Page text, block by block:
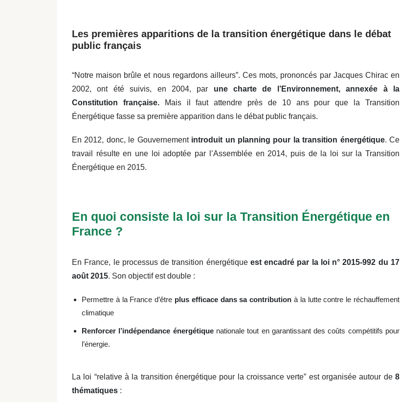
Les premières apparitions de la transition énergétique dans le débat
public français
“Notre maison brûle et nous regardons ailleurs”. Ces mots, prononcés par Jacques Chirac en
2002, ont été suivis, en 2004, par une charte de l’Environnement, annexée à la
Constitution française.Mais il faut attendre près de 10 ans pour que la Transition
Énergétique fasse sa première apparition dans le débat public français.
En 2012, donc, le Gouvernement introduit un planning pour la transition énergétique. Ce
travail résulte en une loi adoptée par l’Assemblée en 2014, puis de la loi sur la Transition
Énergétique en 2015.
En quoi consiste la loi sur la Transition Énergétique en
France ?
En France, le processus de transition énergétique est encadré par la loi n° 2015-992 du 17
août 2015. Son objectif est double :
Permettre à la France d’être plus efficace dans sa contribution à la lutte contre le réchauffement
climatique
Renforcer l’indépendance énergétiquenationale tout en garantissant des coûts compétitifs pour
l’énergie.
La loi “relative à la transition énergétique pour la croissance verte” est organisée autour de 8
thématiques :